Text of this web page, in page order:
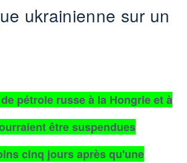
ukrainienne sur un
pétrole russe à la Hongrie et à
être suspendues
cinq jours après qu'une